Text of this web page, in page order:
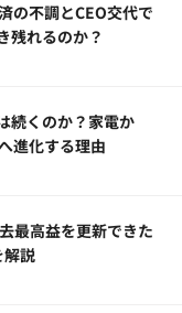
の不調とCEO交代で
残れるのか？
続くのか？家電か
進化する理由
最高益を更新できた
解説